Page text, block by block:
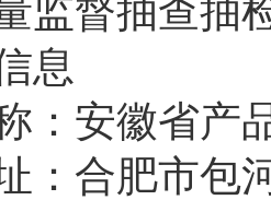
监督抽查抽
息
：安徽省产
：合肥市包